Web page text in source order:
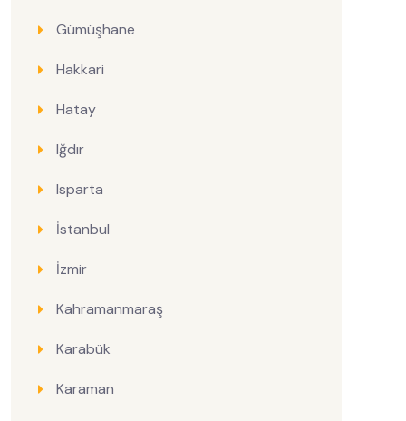
Gümüşhane
Hakkari
Hatay
Iğdır
Isparta
İstanbul
İzmir
Kahramanmaraş
Karabük
Karaman